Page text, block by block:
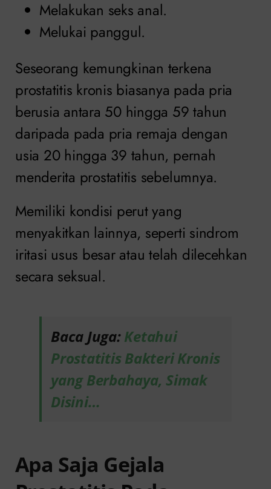
Melakukan seks anal.
Melukai panggul.
Seseorang kemungkinan terkena
prostatitis kronis biasanya pada pria
berusia antara 50 hingga 59 tahun
daripada pada pria remaja dengan
usia 20 hingga 39 tahun, pernah
menderita prostatitis sebelumnya.
Memiliki kondisi perut yang
menyakitkan lainnya, seperti sindrom
iritasi usus besar atau telah dilecehkan
secara seksual.
Baca Juga:Ketahui
Prostatitis Bakteri Kronis
yang Berbahaya, Simak
Disini…
Apa Saja Gejala